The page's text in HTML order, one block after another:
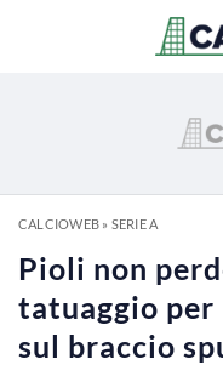
CALCIOWEB» SERIE A
Pioli non
tatuaggio
sul braccio